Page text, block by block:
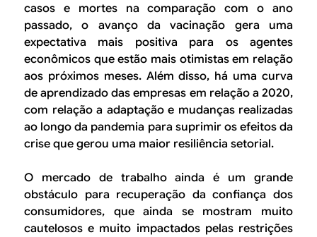
casos e mortes na comparação com o ano
passado, o avanço da vacinação gera uma
expectativa mais positiva para os agentes
econômicos que estão mais otimistas em relação
aos próximos meses. Além disso, há uma curva
de aprendizado das empresas em relação a 2020,
com relação a adaptação e mudanças realizadas
ao longo da pandemia para suprimir os efeitos da
crise que gerou uma maior resiliência setorial.
O mercado de trabalho ainda é um grande
obstáculo para recuperação da confiança dos
consumidores, que ainda se mostram muito
cautelosos e muito impactados pelas restrições